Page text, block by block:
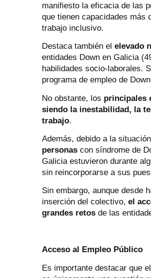
manifiesto la eficacia de las
que tienen capacidades más
trabajo inclusivo.
Destaca también elelevado
entidades Down en Galicia
habilidades socio-laborales.
programa de empleo de
No obstante, los principales
siendo la inestabilidad, la
trabajo.
Además, debido a la
personas con síndrome de
Galicia estuvieron durante
sin reincorporarse a sus
Sin embargo, aunque desde
inserción del colectivo,el
grandes retos de las
Acceso al Empleo Público
Es importante destacar que